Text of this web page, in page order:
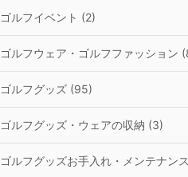
ゴルフイベント (2)
ゴルフウェア・ゴルフファッション
ゴルフグッズ (95)
ゴルフグッズ・ウェアの収納 (3)
ゴルフグッズお手入れ・メンテナン